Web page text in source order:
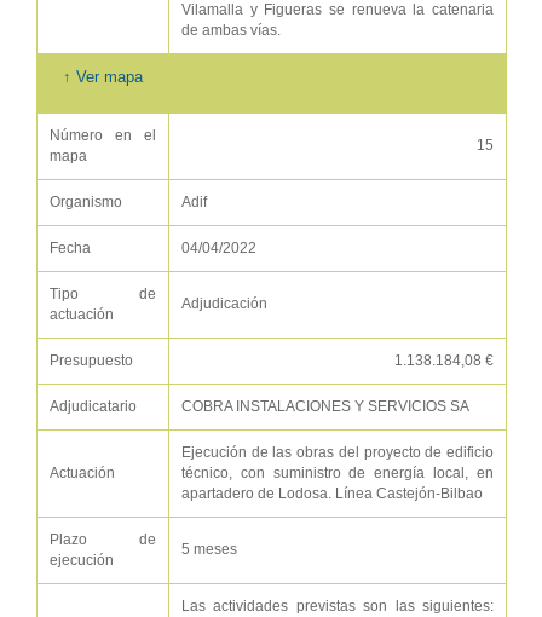
Vilamalla y Figueras se renueva la catenaria
de ambas vías.
↑ Ver mapa
Número en el
mapa
15
Organismo Adif
Fecha 04/04/2022
Tipo de
actuación
Adjudicación
Presupuesto 1.138.184,08 €
Adjudicatario COBRA INSTALACIONES Y SERVICIOS SA
Actuación
Ejecución de las obras del proyecto de edificio
técnico, con suministro de energía local, en
apartadero de Lodosa. Línea Castejón-Bilbao
Plazo de
ejecución
5 meses
Las actividades previstas son las siguientes: